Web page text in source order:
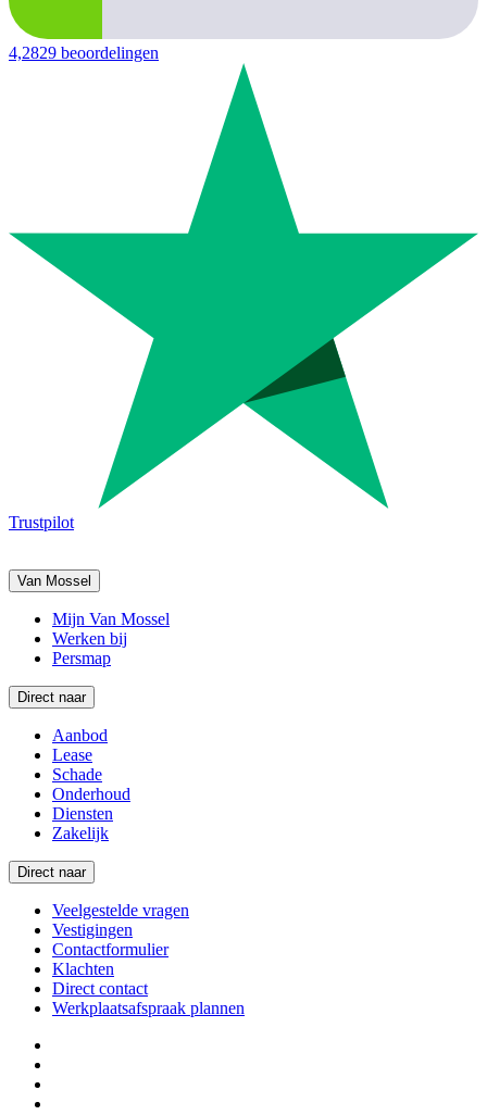
4,2829 beoordelingen
Trustpilot
Van Mossel
Mijn Van Mossel
Werken bij
Persmap
Direct naar
Aanbod
Lease
Schade
Onderhoud
Diensten
Zakelijk
Direct naar
Veelgestelde vragen
Vestigingen
Contactformulier
Klachten
Direct contact
Werkplaatsafspraak plannen